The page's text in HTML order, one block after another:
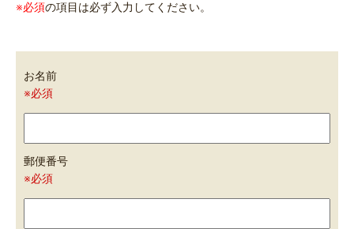
※必須の項目は必ず入力してください。
お名前
※必須
郵便番号
※必須